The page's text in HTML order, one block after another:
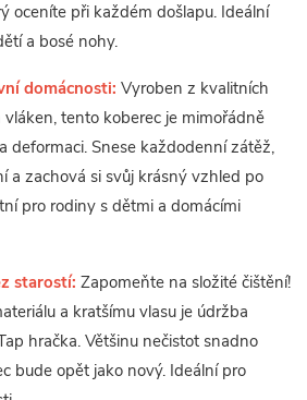
oceníte při každém došlapu. Ideální
a bosé nohy.
domácnosti: Vyroben z kvalitních
tento koberec je mimořádně
deformaci. Snese každodenní zátěž,
a zachová si svůj krásný vzhled po
pro rodiny s dětmi a domácími
starostí: Zapomeňte na složité čištění!
a kratšímu vlasu je údržba
hračka. Většinu nečistot snadno
bude opět jako nový. Ideální pro